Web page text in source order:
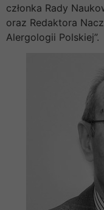
członka Rady
oraz Redaktora
Alergologii Polskiej”.